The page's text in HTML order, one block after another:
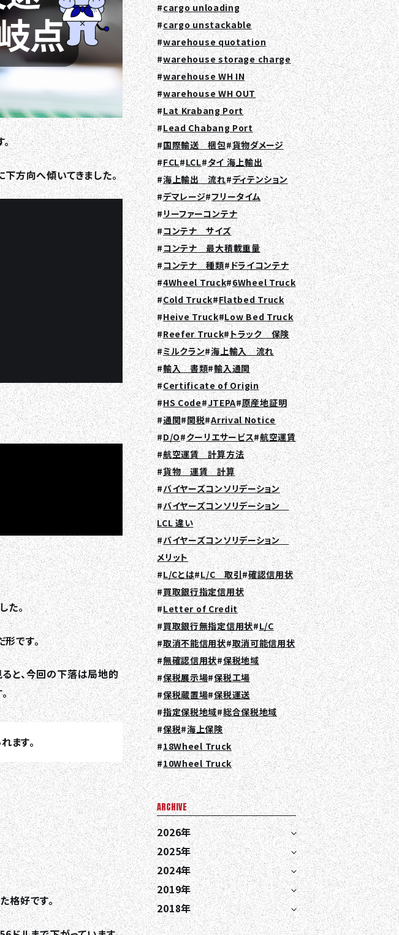
EN JA TH
方向へ傾いてきました。
た。
です。
と、今回の下落は局地的
ます。
格好です。
cargo unloading
cargo unstackable
warehouse quotation
warehouse storage charge
warehouse WH IN
warehouse WH OUT
Lat Krabang Port
Lead Chabang Port
国際輸送 梱包 貨物ダメージ
FCL LCL タイ 海上輸出
海上輸出 流れ ディテンション
デマレージ フリータイム
リーファーコンテナ
コンテナ サイズ
コンテナ 最大積載重量
コンテナ 種類 ドライコンテナ
4Wheel Truck 6Wheel Truck
Cold Truck Flatbed Truck
Heive Truck Low Bed Truck
Reefer Truck トラック 保険
ミルクラン 海上輸入 流れ
輸入 書類 輸入通関
Certificate of Origin
HS Code JTEPA 原産地証明
通関 関税 Arrival Notice
D/O クーリエサービス 航空運賃
航空運賃 計算方法
貨物 運賃 計算
バイヤーズコンソリデーション
バイヤーズコンソリデーション
LCL 違い
バイヤーズコンソリデーション
メリット
L/Cとは L/C 取引 確認信用状
買取銀行指定信用状
Letter of Credit
買取銀行無指定信用状 L/C
取消不能信用状 取消可能信用状
無確認信用状 保税地域
保税展示場 保税工場
保税蔵置場 保税運送
指定保税地域 総合保税地域
保税 海上保険
18Wheel Truck
10Wheel Truck
ARCHIVE
2026年
2025年
2024年
2019年
2018年